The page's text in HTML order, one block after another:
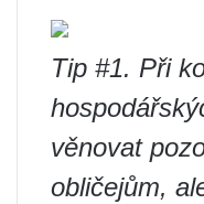
Tip #1. Při
věnovat
obličejům,